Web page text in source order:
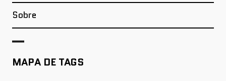
Sobre
MAPA DE TAGS